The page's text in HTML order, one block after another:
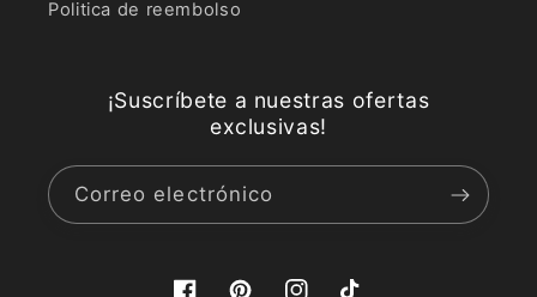
Politica de reembolso
¡Suscríbete a nuestras ofertas
exclusivas!
Correo electrónico